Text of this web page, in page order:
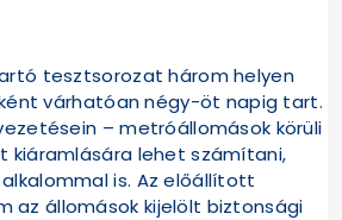
tesztsorozat három helyen
várhatóan négy-öt napig tart.
– metróállomások körüli
kiáramlására lehet számítani,
is. Az előállított
az állomások kijelölt biztonsági